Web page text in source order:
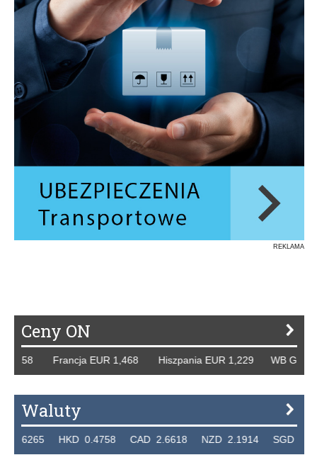
REKLAMA
Ceny ON
EUR 1,468 Hiszpania EUR 1,229 WB GBP 1,318
Waluty
HKD 0.4758 CAD 2.6618 NZD 2.1914 SGD 2.9123